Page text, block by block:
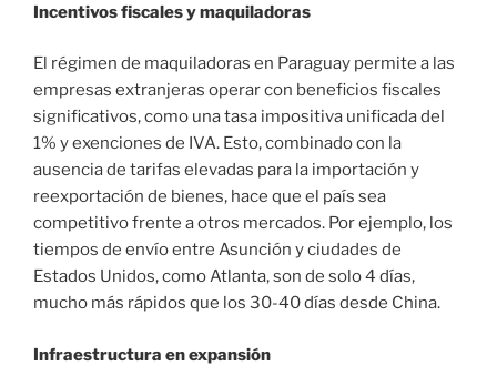
Incentivos fiscales y maquiladoras
El régimen de maquiladoras en Paraguay permite a las
empresas extranjeras operar con beneficios fiscales
significativos, como una tasa impositiva unificada del
1% y exenciones de IVA. Esto, combinado con la
ausencia de tarifas elevadas para la importación y
reexportación de bienes, hace que el país sea
competitivo frente a otros mercados. Por ejemplo, los
tiempos de envío entre Asunción y ciudades de
Estados Unidos, como Atlanta, son de solo 4 días,
mucho más rápidos que los 30-40 días desde China.
Infraestructura en expansión